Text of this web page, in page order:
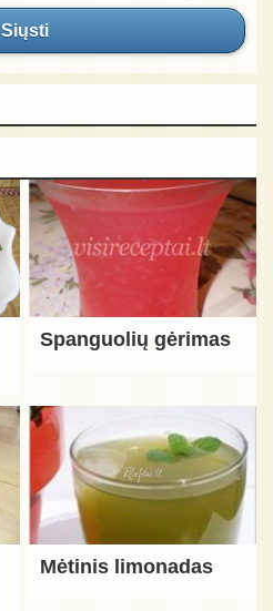
Siųsti
Spanguolių gėrimas
Mėtinis limonadas